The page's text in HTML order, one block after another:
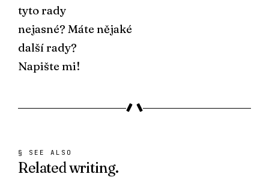
tyto rady
nejasné? Máte nějaké
další rady?
Napište mi!
§ SEE ALSO
Relatedwriting.